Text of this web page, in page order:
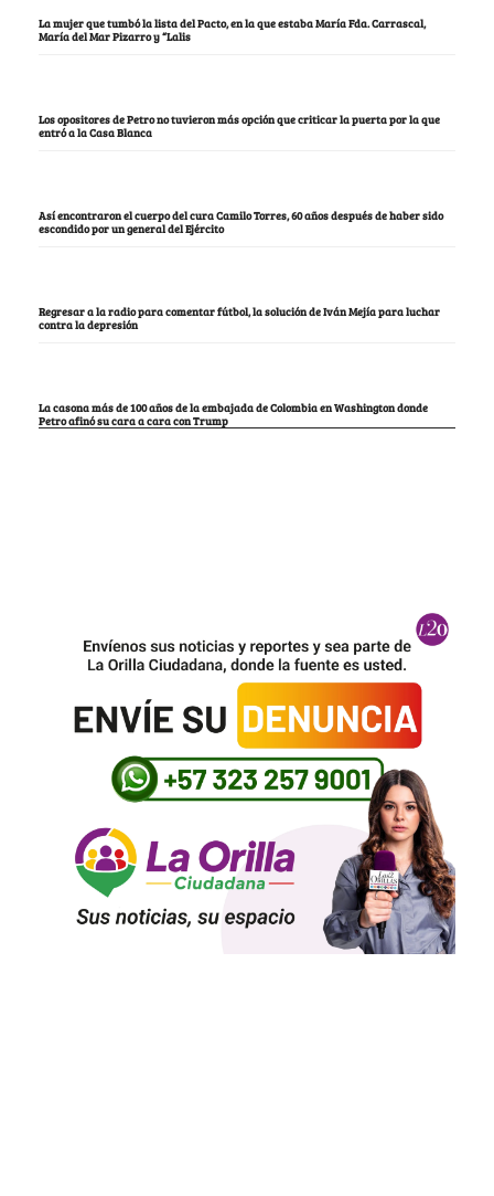
La mujer que tumbó la lista del Pacto, en la que estaba María Fda. Carrascal,
María del Mar Pizarro y “Lalis
Los opositores de Petro no tuvieron más opción que criticar la puerta por la que
entró a la Casa Blanca
Así encontraron el cuerpo del cura Camilo Torres, 60 años después de haber sido
escondido por un general del Ejército
Regresar a la radio para comentar fútbol, la solución de Iván Mejía para luchar
contra la depresión
La casona más de 100 años de la embajada de Colombia en Washington donde
Petro afinó su cara a cara con Trump